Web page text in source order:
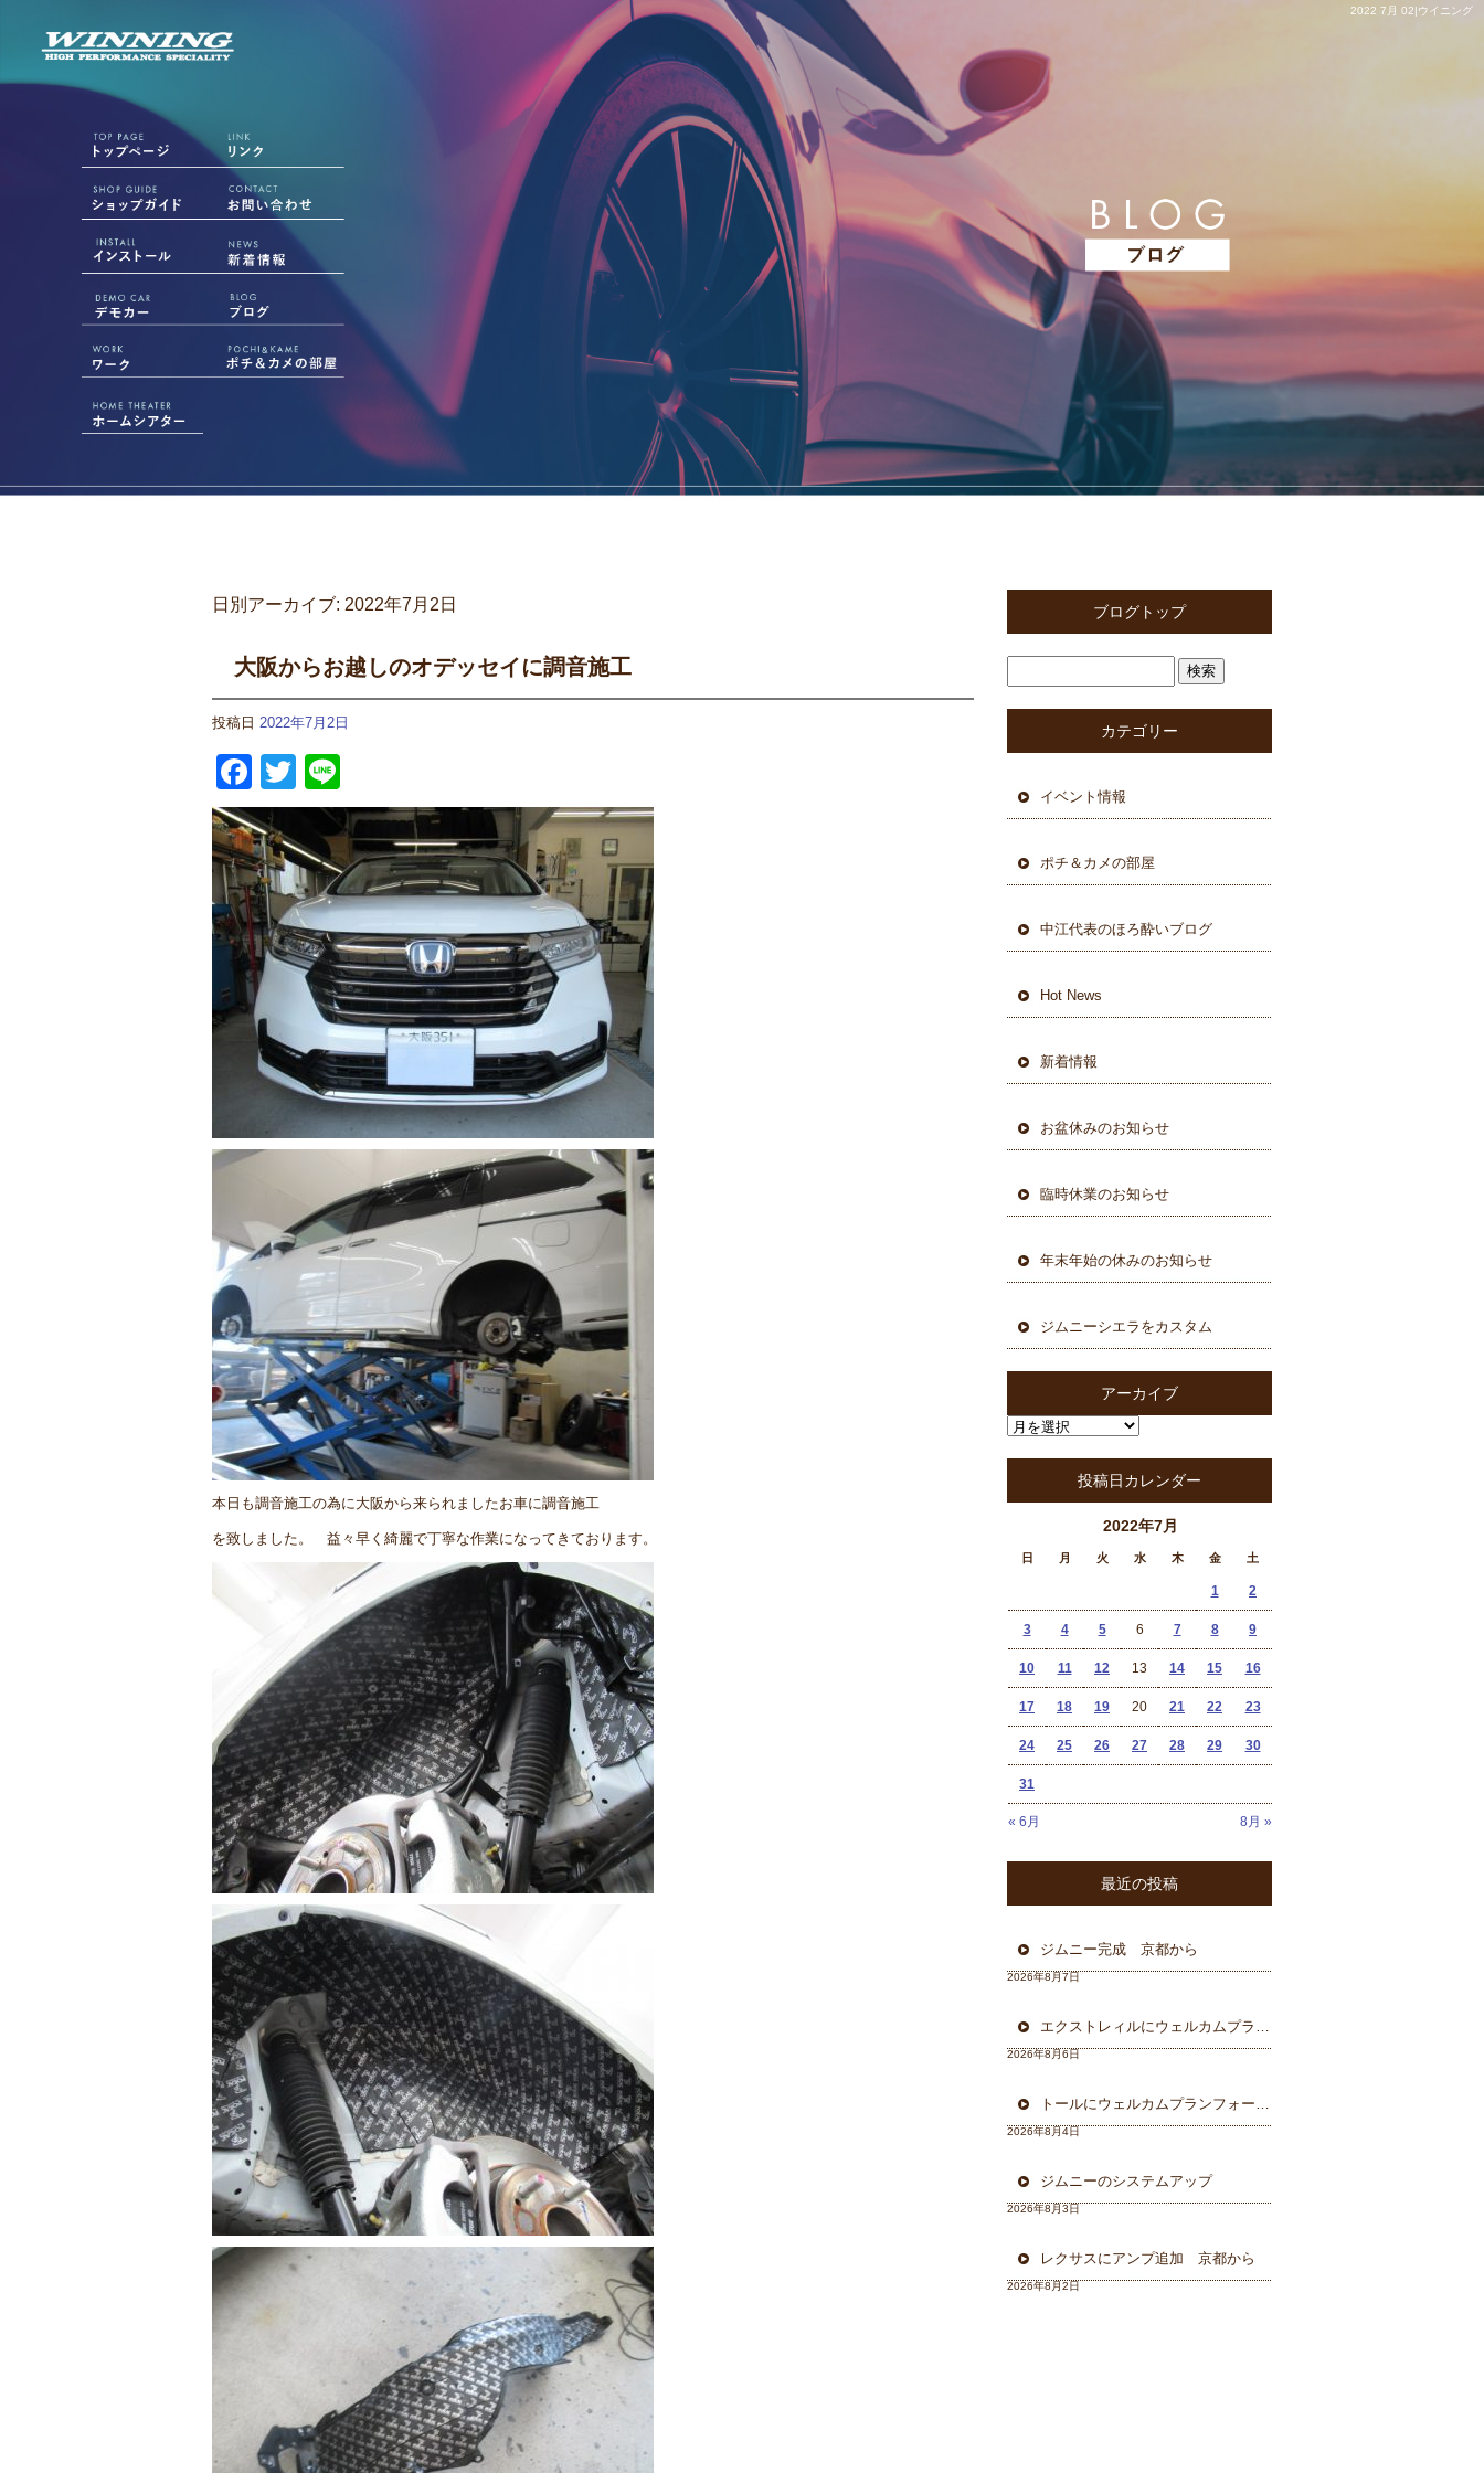
2022 7月 02|ウイニング
日別アーカイブ: 2022年7月2日
大阪からお越しのオデッセイに調音施工
投稿日 2022年7月2日
Facebook
Twitter
本日も調音施工の為に大阪から来られましたお車に調音施工
を致しました。 益々早く綺麗で丁寧な作業になってきております。
ブログトップ
カテゴリー
イベント情報
ポチ＆カメの部屋
中江代表のほろ酔いブログ
Hot News
新着情報
お盆休みのお知らせ
臨時休業のお知らせ
年末年始の休みのお知らせ
ジムニーシエラをカスタム
アーカイブ
投稿日カレンダー
2022年7月
日 月 火 水 木 金 土
« 6月 8月 »
1 2
3 4 5 6 7 8 9
10 11 12 13 14 15 16
17 18 19 20 21 22 23
24 25 26 27 28 29 30
31
最近の投稿
ジムニー完成 京都から
2026年8月7日
エクストレィルにウェルカムプラン フォーカル三重県から
2026年8月6日
トールにウェルカムプランフォーカルスピーカー＆ウーハー
2026年8月4日
ジムニーのシステムアップ
2026年8月3日
レクサスにアンプ追加 京都から
2026年8月2日